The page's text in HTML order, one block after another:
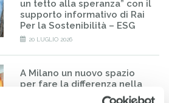
un tetto alla speranza” con il
supporto informativo di Rai
Per la Sostenibilità – ESG
20 LUGLIO 2026
A Milano un nuovo spazio
per fare la differenza nella
vita di minorenni e famiglie